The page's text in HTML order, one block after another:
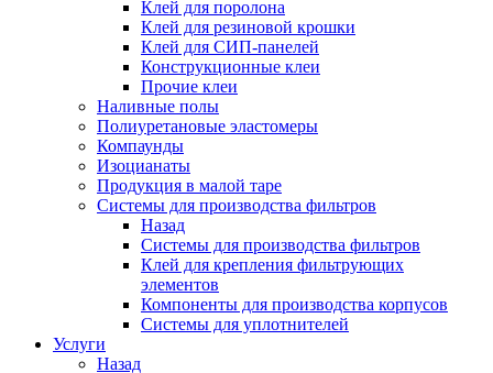
Клей для поролона
Клей для резиновой крошки
Клей для СИП-панелей
Конструкционные клеи
Прочие клеи
Наливные полы
Полиуретановые эластомеры
Компаунды
Изоцианаты
Продукция в малой таре
Системы для производства фильтров
Назад
Системы для производства фильтров
Клей для крепления фильтрующих
элементов
Компоненты для производства корпусов
Системы для уплотнителей
Услуги
Назад